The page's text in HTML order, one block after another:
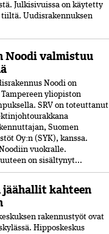
Julkisivuissa on käytetty
Uudisrakennuksen
Noodi valmistuu
Noodi on
yliopiston
SRV on toteuttanut
Suomen
Oy:n (SYK), kanssa.
vuokralle.
on sisältynyt...
jäähallit kahteen
rakennustyöt ovat
Hipposkeskus